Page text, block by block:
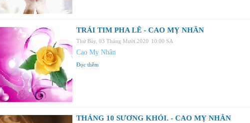
TRÁI TIM PHA LÊ - CAO MỴ NHÂN
Thứ Bảy, 03 Tháng Mười 2020 10:00 SA
Cao Mỵ Nhân
Đọc thêm
THÁNG 10 SƯƠNG KHÓI. - CAO MỴ NHÂN